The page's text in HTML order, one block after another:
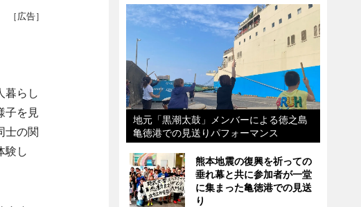
［広告］
暮らし
子を見
士の関
験し
地元「黒潮太鼓」メンバーによる徳之島
亀徳港での見送りパフォーマンス
熊本地震の復興を祈っての
垂れ幕と共に参加者が一堂
に集まった亀徳港での見送
り